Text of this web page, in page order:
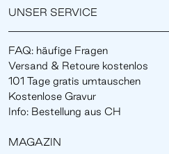
UNSER SERVICE
FAQ: häufige Fragen
Versand & Retoure kostenlos
101 Tage gratis umtauschen
Kostenlose Gravur
Info: Bestellung aus CH
MAGAZIN